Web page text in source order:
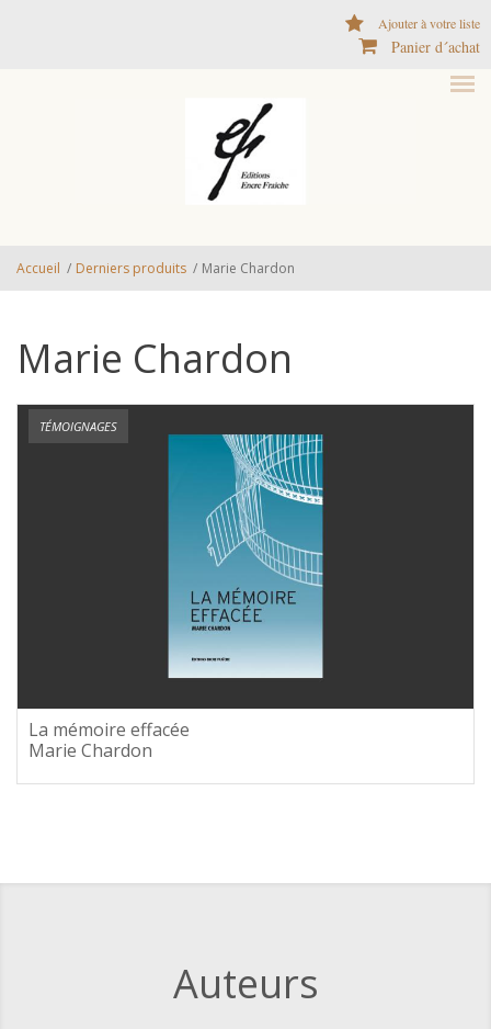
Ajouter à votre liste
Panier d´achat
Accueil / Derniers produits / Marie Chardon
Marie Chardon
TÉMOIGNAGES
La mémoire effacée
Marie Chardon
Auteurs